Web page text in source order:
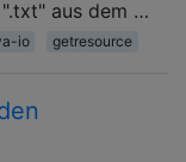
aus dem …
io getresource